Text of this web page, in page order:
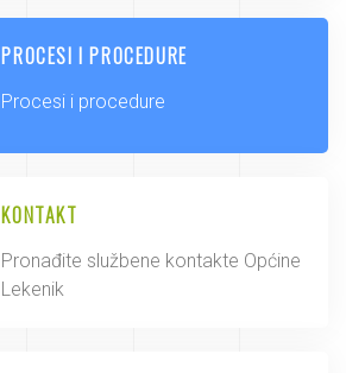
PROCESI I PROCEDURE
Procesi i procedure
KONTAKT
Pronađite službene kontakte Općine
Lekenik